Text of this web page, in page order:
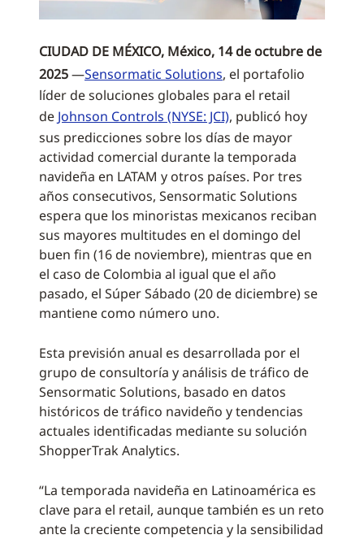
CIUDAD DE MÉXICO, México, 14 de octubre de
2025—Sensormatic Solutions, el portafolio
líder de soluciones globales para el retail
de Johnson Controls (NYSE: JCI), publicó hoy
sus predicciones sobre los días de mayor
actividad comercial durante la temporada
navideña en LATAM y otros países. Por tres
años consecutivos, Sensormatic Solutions
espera que los minoristas mexicanos reciban
sus mayores multitudes en el domingo del
buen fin (16 de noviembre), mientras que en
el caso de Colombia al igual que el año
pasado, el Súper Sábado (20 de diciembre) se
mantiene como número uno.
Esta previsión anual es desarrollada por el
grupo de consultoría y análisis de tráfico de
Sensormatic Solutions, basado en datos
históricos de tráfico navideño y tendencias
actuales identificadas mediante su solución
ShopperTrak Analytics.
“La temporada navideña en Latinoamérica es
clave para el retail, aunque también es un reto
ante la creciente competencia y la sensibilidad